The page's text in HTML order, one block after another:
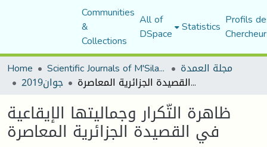
Communities
&
Collections
All of
DSpace Statistics Profils
Home
Scientific Journals of M'Sila University مجلة العمدة
جوان2019 ظاهرة التّكرار وجماليتها الإيقاعية في القصيدة الجزائرية المعاصرة
ظاهرة التّكرار وجماليتها الإيقاعية
في القصيدة الجزائرية المعاصرة